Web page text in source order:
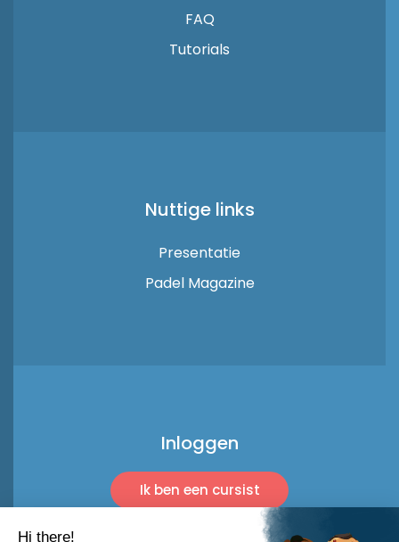
FAQ
Tutorials
Nuttige links
Presentatie
Padel Magazine
Inloggen
Ik ben een cursist
Ik ben een professional